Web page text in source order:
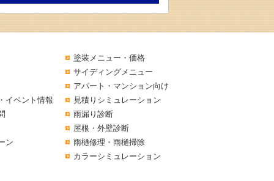
イベント情報
ン
塗装メニュー・価格
サイディングメニュー
アパート・マンション向け
見積りシミュレーション
雨漏り診断
屋根・外壁診断
雨樋修理・雨樋掃除
カラーシミュレーション